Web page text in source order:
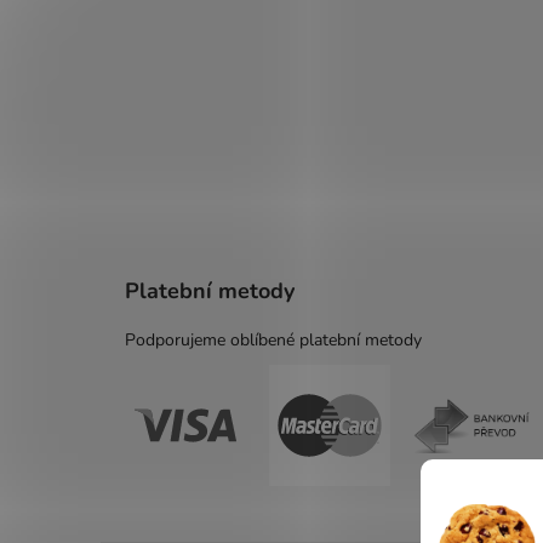
Platební metody
Podporujeme oblíbené platební metody